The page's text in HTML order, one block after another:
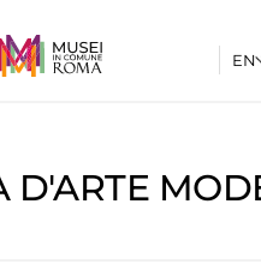
D'ARTE